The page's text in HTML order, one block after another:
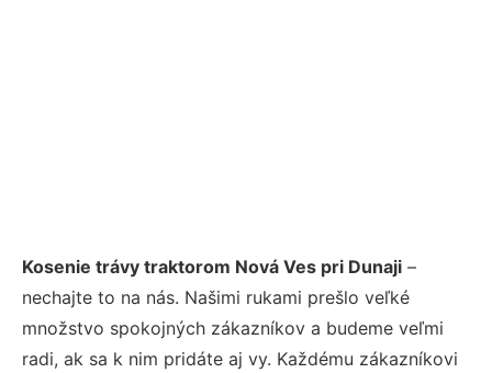
Kosenie trávy traktorom Nová Ves pri Dunaji –
nechajte to na nás. Našimi rukami prešlo veľké
množstvo spokojných zákazníkov a budeme veľmi
radi, ak sa k nim pridáte aj vy. Každému zákazníkovi